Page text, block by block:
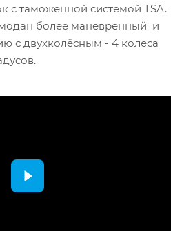
с таможенной системой TSA.
более маневренный и
с двухколёсным - 4 колеса